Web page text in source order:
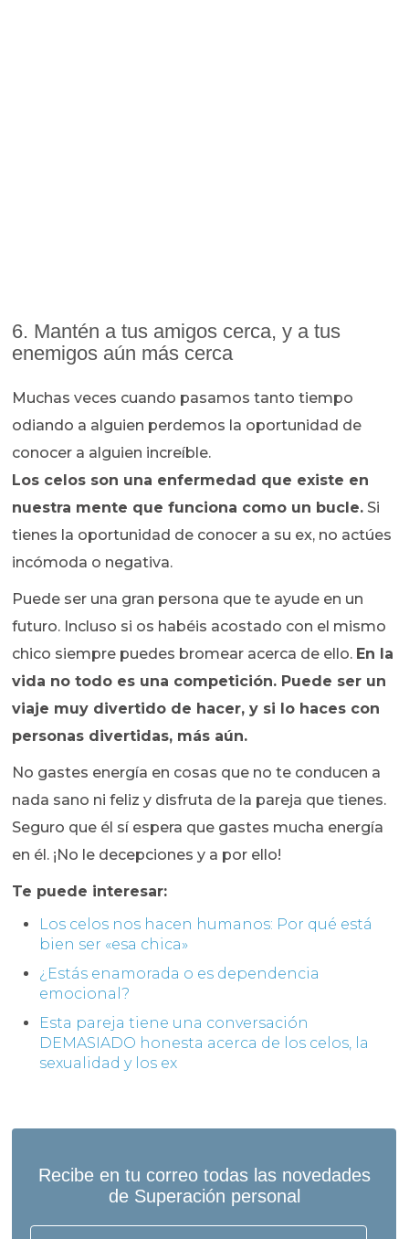
6. Mantén a tus amigos cerca, y a tus
enemigos aún más cerca
Muchas veces cuando pasamos tanto tiempo
odiando a alguien perdemos la oportunidad de
conocer a alguien increíble.
Los celos son una enfermedad que existe en
nuestra mente que funciona como un bucle. Si
tienes la oportunidad de conocer a su ex, no actúes
incómoda o negativa.
Puede ser una gran persona que te ayude en un
futuro. Incluso si os habéis acostado con el mismo
chico siempre puedes bromear acerca de ello. En la
vida no todo es una competición. Puede ser un
viaje muy divertido de hacer, y si lo haces con
personas divertidas, más aún.
No gastes energía en cosas que no te conducen a
nada sano ni feliz y disfruta de la pareja que tienes.
Seguro que él sí espera que gastes mucha energía
en él. ¡No le decepciones y a por ello!
Te puede interesar:
Los celos nos hacen humanos: Por qué está
bien ser «esa chica»
¿Estás enamorada o es dependencia
emocional?
Esta pareja tiene una conversación
DEMASIADO honesta acerca de los celos, la
sexualidad y los ex